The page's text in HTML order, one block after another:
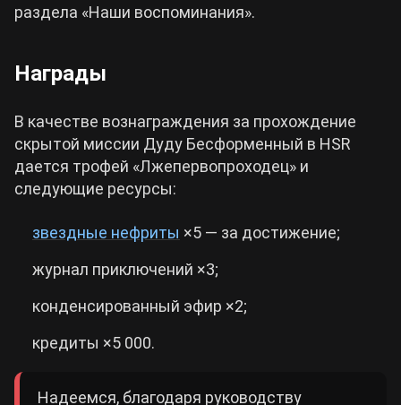
раздела «Наши воспоминания».
Награды
В качестве вознаграждения за прохождение
скрытой миссии Дуду Бесформенный в HSR
дается трофей «Лжепервопроходец» и
следующие ресурсы:
звездные нефриты ×5 — за достижение;
журнал приключений ×3;
конденсированный эфир ×2;
кредиты ×5 000.
Надеемся, благодаря руководству